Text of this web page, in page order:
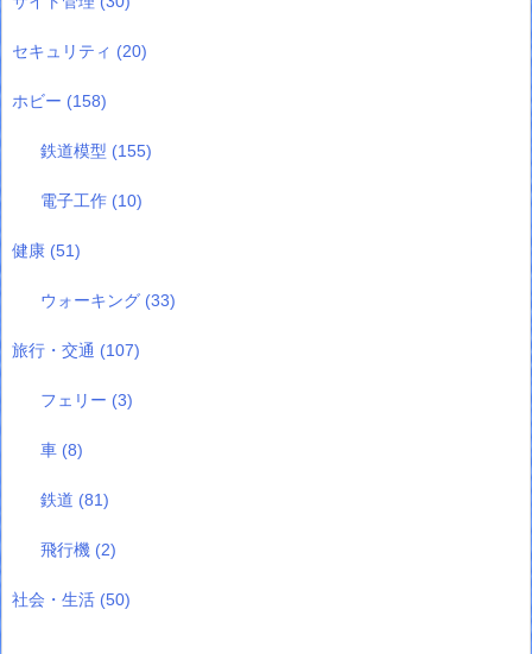
セキュリティ (20)
ホビー (158)
鉄道模型 (155)
電子工作 (10)
健康 (51)
ウォーキング (33)
旅行・交通 (107)
フェリー (3)
車 (8)
鉄道 (81)
飛行機 (2)
社会・生活 (50)